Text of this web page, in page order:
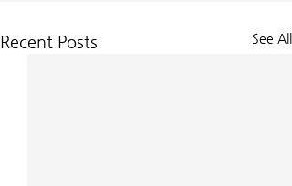
Recent Posts See All